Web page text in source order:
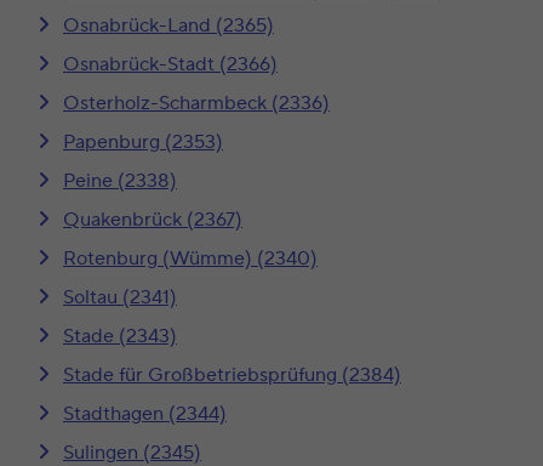
Osnabrück-Land (2365)
Osnabrück-Stadt (2366)
Osterholz-Scharmbeck (2336)
Papenburg (2353)
Peine (2338)
Quakenbrück (2367)
Rotenburg (Wümme) (2340)
Soltau (2341)
Stade (2343)
Stade für Großbetriebsprüfung (2384)
Stadthagen (2344)
Sulingen (2345)